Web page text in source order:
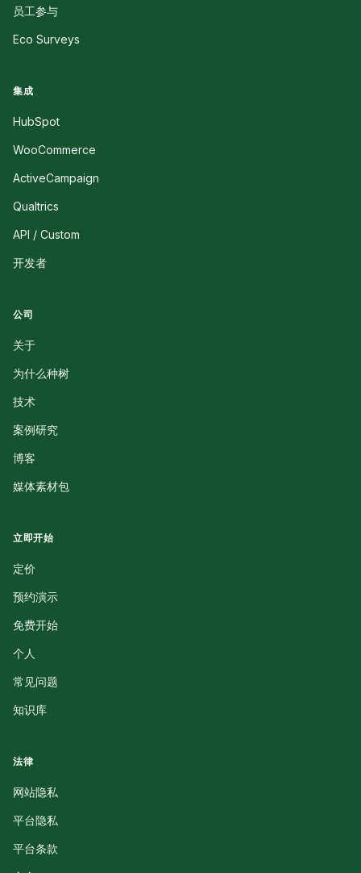
员工参与
Eco Surveys
集成
HubSpot
WooCommerce
ActiveCampaign
Qualtrics
API / Custom
开发者
公司
关于
为什么种树
技术
案例研究
博客
媒体素材包
立即开始
定价
预约演示
免费开始
个人
常见问题
知识库
法律
网站隐私
平台隐私
平台条款